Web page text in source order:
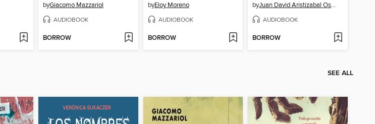
byGiacomo Mazzariol
AUDIOBOOK
BORROW
byEloy Moreno
AUDIOBOOK
BORROW
by Juan David Aristizabal Ospina
AUDIOBOOK
BORROW
SEE ALL